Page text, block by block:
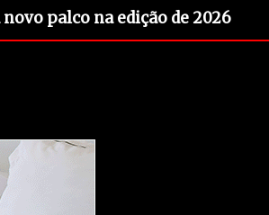
palco na edição de 2026